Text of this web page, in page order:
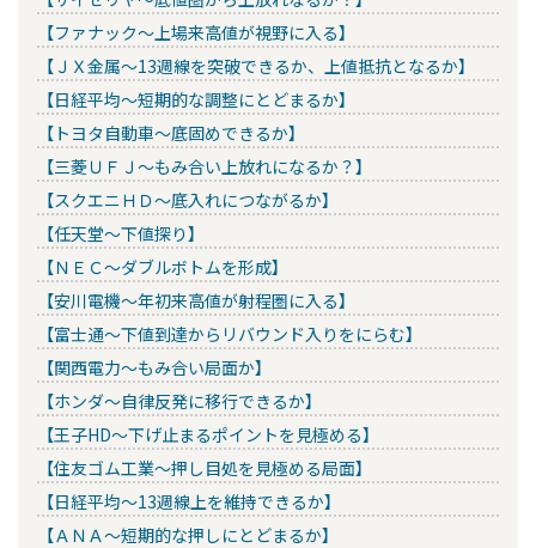
【ファナック～上場来高値が視野に入る】
【ＪＸ金属～13週線を突破できるか、上値抵抗となるか】
【日経平均～短期的な調整にとどまるか】
【トヨタ自動車～底固めできるか】
【三菱ＵＦＪ～もみ合い上放れになるか？】
【スクエニＨＤ～底入れにつながるか】
【任天堂～下値探り】
【ＮＥＣ～ダブルボトムを形成】
【安川電機～年初来高値が射程圏に入る】
【富士通～下値到達からリバウンド入りをにらむ】
【関西電力～もみ合い局面か】
【ホンダ～自律反発に移行できるか】
【王子HD～下げ止まるポイントを見極める】
【住友ゴム工業～押し目処を見極める局面】
【日経平均～13週線上を維持できるか】
【ＡＮＡ～短期的な押しにとどまるか】